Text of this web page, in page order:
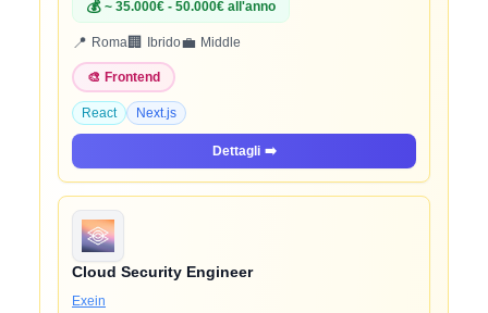
💰 ~ 35.000€ - 50.000€ all'anno
📍 Roma🏢 Ibrido💼 Middle
🎨 Frontend
React Next.js
Dettagli ➡️
Cloud Security Engineer
Exein